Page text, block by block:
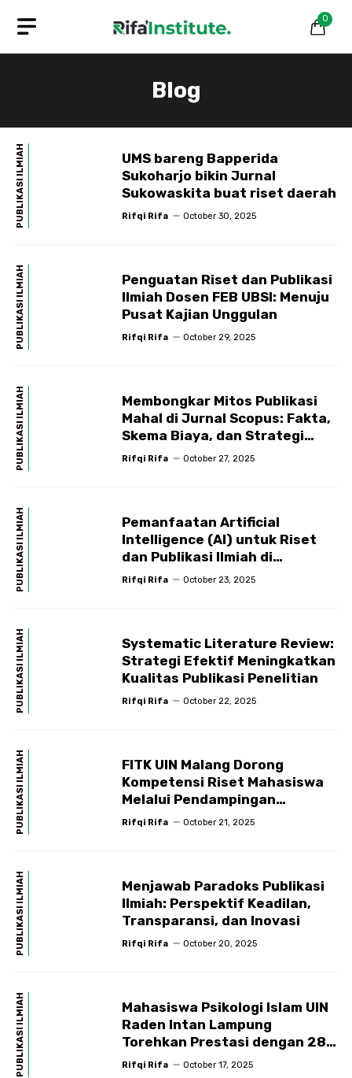
0
Blog
PUBLIKASI ILMIAH
UMS bareng Bapperida
Sukoharjo bikin Jurnal
Sukowaskita buat riset daerah
Rifqi Rifa October 30, 2025
PUBLIKASI ILMIAH
Penguatan Riset dan Publikasi
Ilmiah Dosen FEB UBSI: Menuju
Pusat Kajian Unggulan
Rifqi Rifa October 29, 2025
PUBLIKASI ILMIAH
Membongkar Mitos Publikasi
Mahal di Jurnal Scopus: Fakta,
Skema Biaya, dan Strategi
Publikasi Efektif
Rifqi Rifa October 27, 2025
PUBLIKASI ILMIAH
Pemanfaatan Artificial
Intelligence (AI) untuk Riset
dan Publikasi Ilmiah di
Perguruan Tinggi
Rifqi Rifa October 23, 2025
PUBLIKASI ILMIAH
Systematic Literature Review:
Strategi Efektif Meningkatkan
Kualitas Publikasi Penelitian
Rifqi Rifa October 22, 2025
PUBLIKASI ILMIAH
FITK UIN Malang Dorong
Kompetensi Riset Mahasiswa
Melalui Pendampingan
Publikasi Ilmiah
Rifqi Rifa October 21, 2025
PUBLIKASI ILMIAH
Menjawab Paradoks Publikasi
Ilmiah: Perspektif Keadilan,
Transparansi, dan Inovasi
Rifqi Rifa October 20, 2025
PUBLIKASI ILMIAH
Mahasiswa Psikologi Islam UIN
Raden Intan Lampung
Torehkan Prestasi dengan 28
Artikel Ilmiah
Rifqi Rifa October 17, 2025